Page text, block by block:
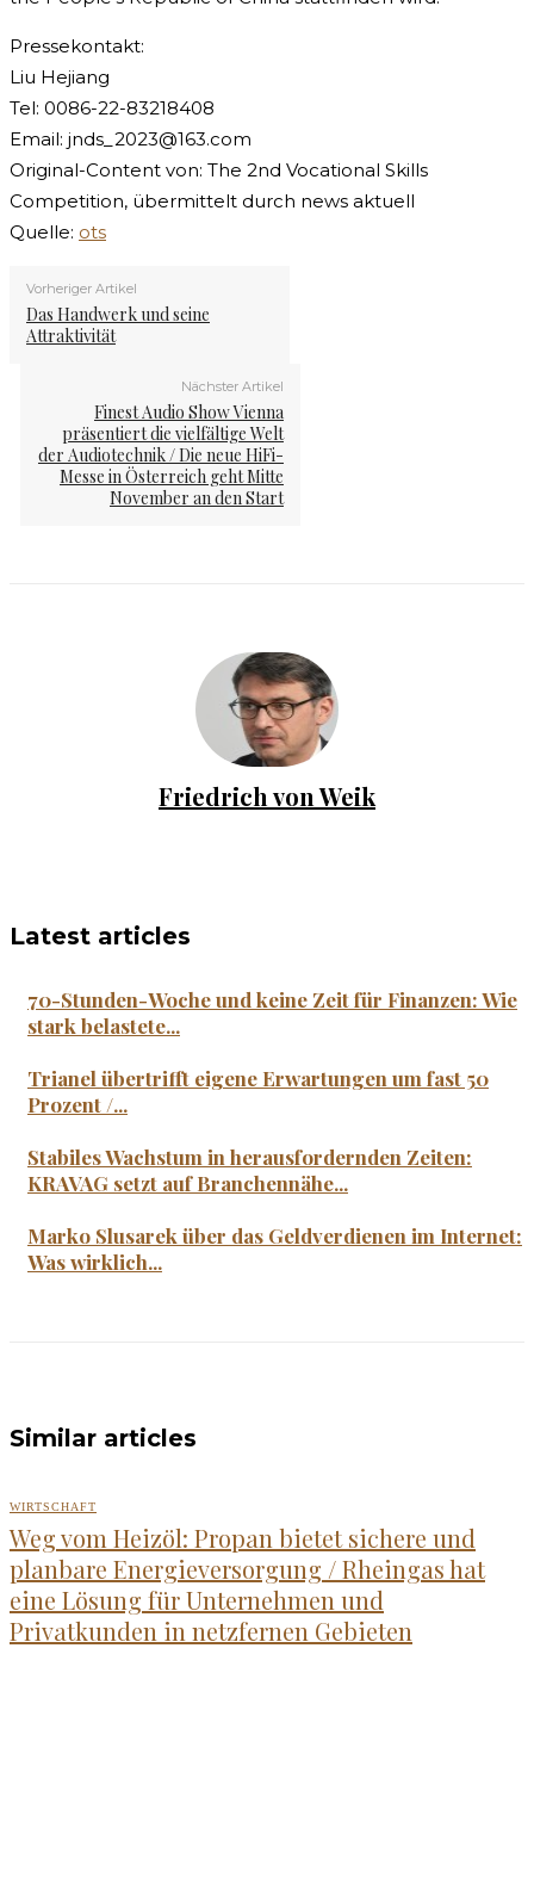
Pressekontakt:
Liu Hejiang
Tel: 0086-22-83218408
Email: jnds_2023@163.com
Original-Content von: The 2nd Vocational Skills
Competition, übermittelt durch news aktuell
Quelle: ots
Vorheriger Artikel
Das Handwerk und seine
Attraktivität
Nächster Artikel
Finest Audio Show Vienna
präsentiert die vielfältige Welt
der Audiotechnik / Die neue HiFi-
Messe in Österreich geht Mitte
November an den Start
Friedrich von Weik
Latest articles
70-Stunden-Woche und keine Zeit für Finanzen: Wie
stark belastete...
Trianel übertrifft eigene Erwartungen um fast 50
Prozent /...
Stabiles Wachstum in herausfordernden Zeiten:
KRAVAG setzt auf Branchennähe...
Marko Slusarek über das Geldverdienen im Internet:
Was wirklich...
Similar articles
WIRTSCHAFT
Weg vom Heizöl: Propan bietet sichere und
planbare Energieversorgung / Rheingas hat
eine Lösung für Unternehmen und
Privatkunden in netzfernen Gebieten